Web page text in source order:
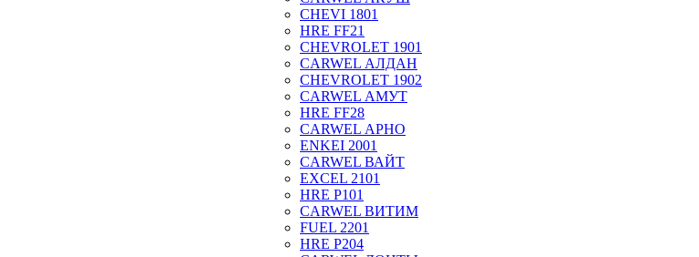
CHEVI 1801
HRE FF21
CHEVROLET 1901
CARWEL АЛДАН
CHEVROLET 1902
CARWEL АМУТ
HRE FF28
CARWEL АРНО
ENKEI 2001
CARWEL ВАЙТ
EXCEL 2101
HRE P101
CARWEL ВИТИМ
FUEL 2201
HRE P204